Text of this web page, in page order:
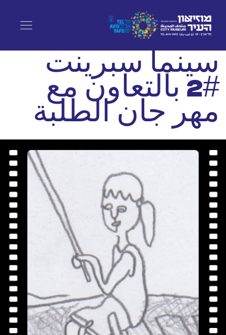
سينما سبرينت
#2 بالتعاون مع
مهر جان الطلبة